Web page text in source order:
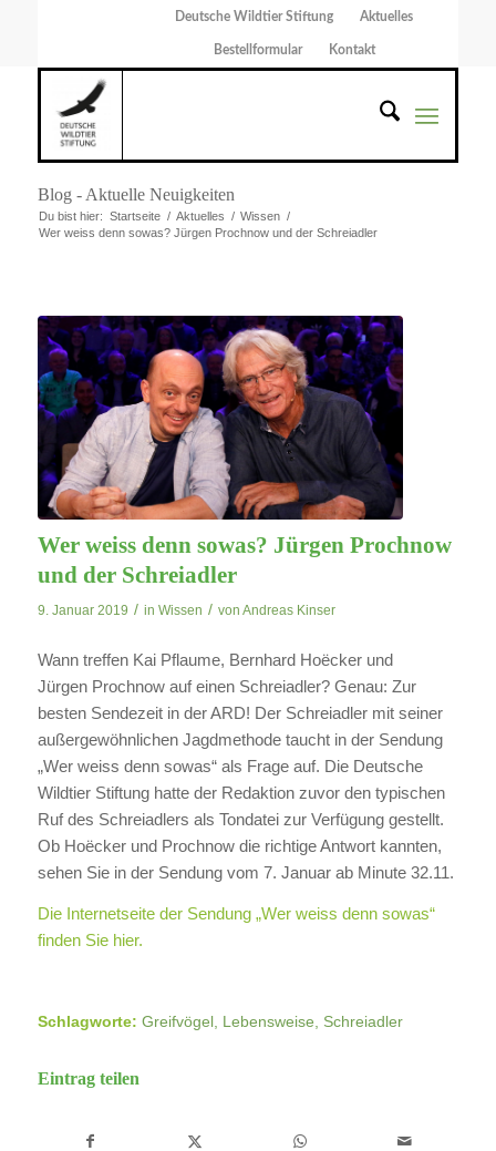
Deutsche Wildtier Stiftung Aktuelles
Bestellformular Kontakt
Blog - Aktuelle Neuigkeiten
Du bist hier: Startseite / Aktuelles / Wissen /
Wer weiss denn sowas? Jürgen Prochnow und der Schreiadler
Wer weiss denn sowas? Jürgen Prochnow
und der Schreiadler
9. Januar 2019 / in Wissen / von Andreas Kinser
Wann treffen Kai Pflaume, Bernhard Hoëcker und
Jürgen Prochnow auf einen Schreiadler? Genau: Zur
besten Sendezeit in der ARD! Der Schreiadler mit seiner
außergewöhnlichen Jagdmethode taucht in der Sendung
„Wer weiss denn sowas“ als Frage auf. Die Deutsche
Wildtier Stiftung hatte der Redaktion zuvor den typischen
Ruf des Schreiadlers als Tondatei zur Verfügung gestellt.
Ob Hoëcker und Prochnow die richtige Antwort kannten,
sehen Sie in der Sendung vom 7. Januar ab Minute 32.11.
Die Internetseite der Sendung „Wer weiss denn sowas“
finden Sie hier.
Schlagworte: Greifvögel , Lebensweise, Schreiadler
Eintrag teilen